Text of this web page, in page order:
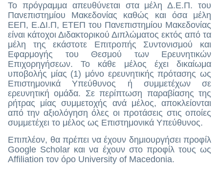
Το πρόγραμμα απευθύνεται στα μέλη Δ.Ε.Π. του
Πανεπιστημίου Μακεδονίας καθώς και όσα μέλη
ΕΕΠ, Ε.ΔΙ.Π, ΕΤΕΠ του Πανεπιστημίου Μακεδονίας
είναι κάτοχοι Διδακτορικού Διπλώματος εκτός από τα
μέλη της εκάστοτε Επιτροπής Συντονισμού και
Εφαρμογής του Θεσμού των Ερευνητικών
Επιχορηγήσεων. Το κάθε μέλος έχει δικαίωμα
υποβολής μίας (1) μόνο ερευνητικής πρότασης ως
Επιστημονικά Υπεύθυνος ή συμμετέχων σε
ερευνητική ομάδα. Σε περίπτωση παραβίασης της
ρήτρας μίας συμμετοχής ανά μέλος, αποκλείονται
από την αξιολόγηση όλες οι προτάσεις στις οποίες
συμμετέχει το μέλος ως Επιστημονικά Υπεύθυνος.
Επιπλέον, θα πρέπει να έχουν δημιουργήσει προφίλ
Google Scholar και να έχουν στο προφίλ τους ως
Affiliation τον όρο University of Macedonia.